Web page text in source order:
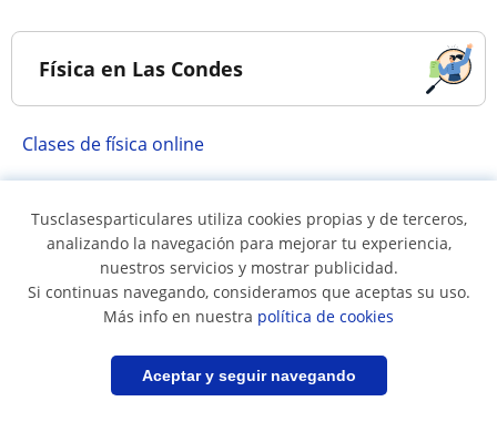
Guardar búsqueda
Física en Las Condes
Clases de física online
Poblaciones cercanas a Las Condes
Clases de física en La
Clases de física en
Macul
Clases de física en
Clases de física en
Providencia
Tusclasesparticulares utiliza cookies propias y de terceros,
analizando la navegación para mejorar tu experiencia,
nuestros servicios y mostrar publicidad.
Si continuas navegando, consideramos que aceptas su uso.
Más info en nuestra política de cookies
Aceptar y seguir navegando